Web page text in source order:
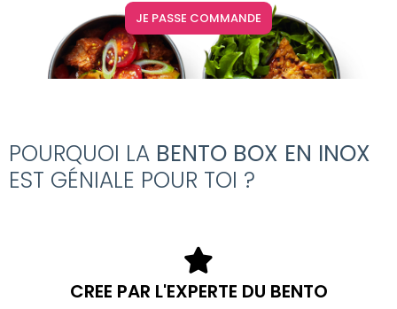
JE PASSE COMMANDE
POURQUOI LA BENTO BOX EN INOX
EST GÉNIALE POUR TOI ?
CREE PAR L'EXPERTE DU BENTO